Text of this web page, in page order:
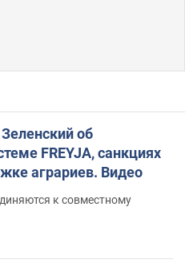
об
FREYJA, санкциях
аграриев. Видео
к совместному